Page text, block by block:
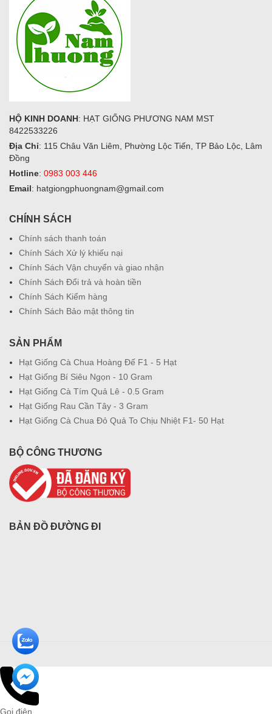
HỘ KINH DOANH: HẠT GIỐNG PHƯƠNG NAM MST
8422533226
Địa Chỉ: 115 Châu Văn Liêm, Phường Lộc Tiến, TP Bảo Lộc, Lâm
Đồng
Hotline: 0983 003 446
Email: hatgiongphuongnam@gmail.com
CHÍNH SÁCH
Chính sách thanh toán
Chính Sách Xử lý khiếu nại
Chính Sách Vận chuyển và giao nhận
Chính Sách Đổi trả và hoàn tiền
Chính Sách Kiểm hàng
Chính Sách Bảo mật thông tin
SẢN PHẨM
Hạt Giống Cà Chua Hoàng Đế F1 - 5 Hạt
Hạt Giống Bí Siêu Ngọn - 10 Gram
Hạt Giống Cà Tím Quả Lê - 0.5 Gram
Hạt Giống Rau Cần Tây - 3 Gram
Hạt Giống Cà Chua Đỏ Quả To Chịu Nhiệt F1- 50 Hạt
BỘ CÔNG THƯƠNG
BẢN ĐỒ ĐƯỜNG ĐI
Gọi điện